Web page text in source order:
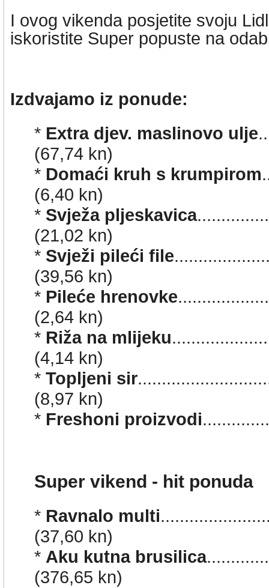
I ovog vikenda posjetite svoju
iskoristite Super popuste na
Izdvajamo iz ponude:
* Extra djev. maslinovo ulje
(67,74 kn)
* Domaći kruh s krumpirom
(6,40 kn)
* Svježa pljeskavica
(21,02 kn)
* Svježi pileći file
(39,56 kn)
* Pileće hrenovke
(2,64 kn)
* Riža na mlijeku
(4,14 kn)
* Topljeni sir
(8,97 kn)
* Freshoni proizvodi
Super vikend - hit ponuda
* Ravnalo multi
(37,60 kn)
* Aku kutna brusilica
(376,65 kn)